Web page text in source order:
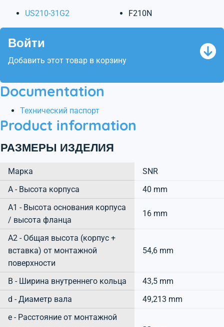
US210-31G2 F210N
Войти
Добавить этот товар в корзину
Documentation
Технический паспорт
Product information
РАЗМЕРЫ ИЗДЕЛИЯ
Марка
SNR
А - Высота корпуса
40 mm
A1 - Высота основания корпуса
/ высота фланца
16 mm
A2 - Общая высота (корпус +
вставка) от монтажной
поверхности
54,6 mm
B - Ширина внутреннего кольца
43,5 mm
d - Диаметр вала
49,213 mm
e - Расстояние от монтажной